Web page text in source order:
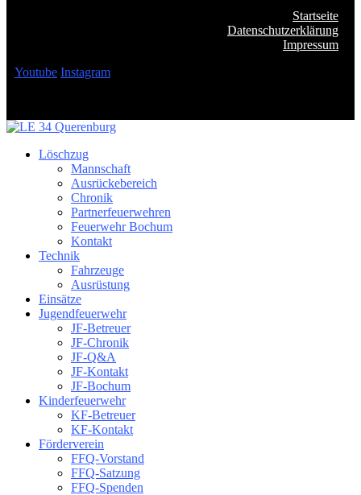
Startseite
Datenschutzerklärung
Impressum
Youtube Instagram
Löschzug
Mannschaft
Ausrückebereich
Chronik
Partnerfeuerwehren
Feuerwehr Bochum
Kontakt
Technik
Fahrzeuge
Ausrüstung
Einsätze
Jugendfeuerwehr
JF-Betreuer
JF-Chronik
JF-Q&A
JF-Kontakt
JF-Bochum
Kinderfeuerwehr
KF-Betreuer
KF-Kontakt
Förderverein
FFQ-Vorstand
FFQ-Satzung
FFQ-Spenden